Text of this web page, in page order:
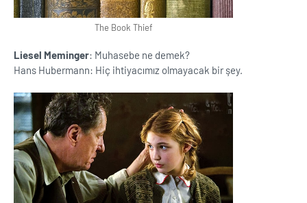
The Book Thief
Liesel Meminger: Muhasebe ne demek?
Hans Hubermann: Hiç ihtiyacımız olmayacak bir şey.